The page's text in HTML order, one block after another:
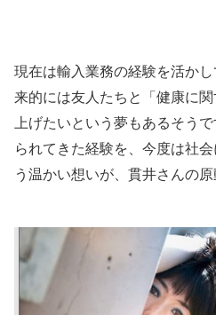
現在は輸入業務の経験を活か
来的には友人たちと「健康に
上げたいという夢もあるそう
られてきた経験を、今度は社
う温かい想いが、貫井さんの原